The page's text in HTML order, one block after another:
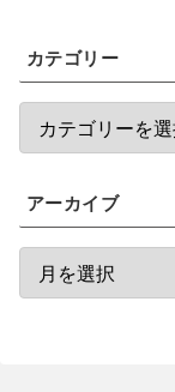
カテゴリー
アーカイブ